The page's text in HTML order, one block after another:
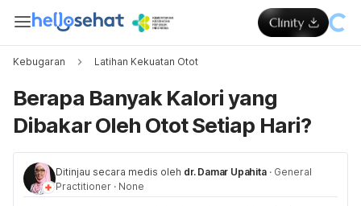
Kebugaran Latihan Kekuatan Otot
Berapa Banyak Kalori yang
Dibakar Oleh Otot Setiap Hari?
Ditinjau secara medis oleh dr. Damar Upahita · General
Practitioner · None